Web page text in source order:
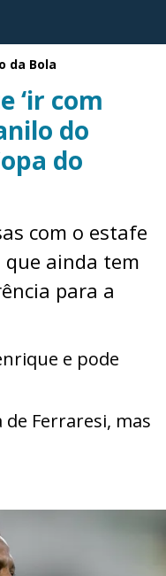
da Bola
‘ir com
do
do
com o estafe
ainda tem
para a
e pode
Ferraresi, mas